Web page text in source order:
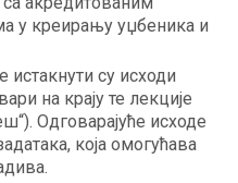
у креирању уџбеника и
истакнути су исходи
на крају те лекције
Одговарајуће исходе
која омогућава